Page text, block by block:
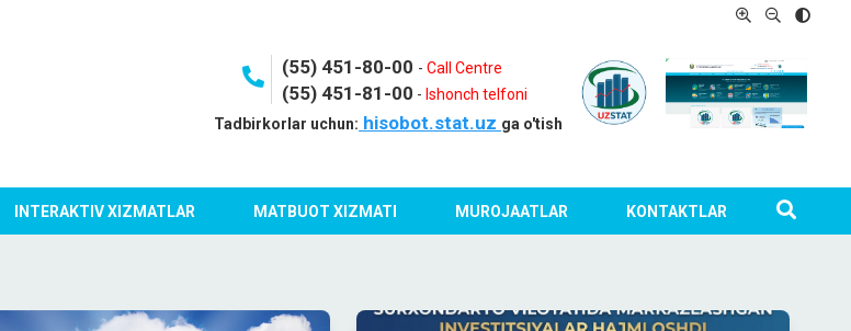
(55) 451-80-00 -Call Centre
(55) 451-81-00 - Ishonch telfoni
Tadbirkorlar uchun: hisobot.stat.uz ga o'tish
INTERAKTIV XIZMATLAR MATBUOT XIZMATI MUROJAATLAR KONTAKTLAR